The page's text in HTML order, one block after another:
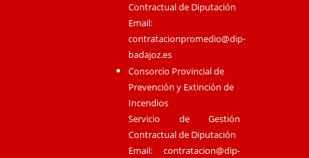
Contractual de Diputación
Email:
contratacionpromedio@dip-
badajoz.es
Consorcio Provincial de
Prevención y Extinción de
Incendios
Servicio de Gestión
Contractual de Diputación
Email:contratacion@dip-